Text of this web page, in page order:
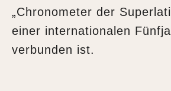
„Chronometer der
einer internationalen
verbunden ist.